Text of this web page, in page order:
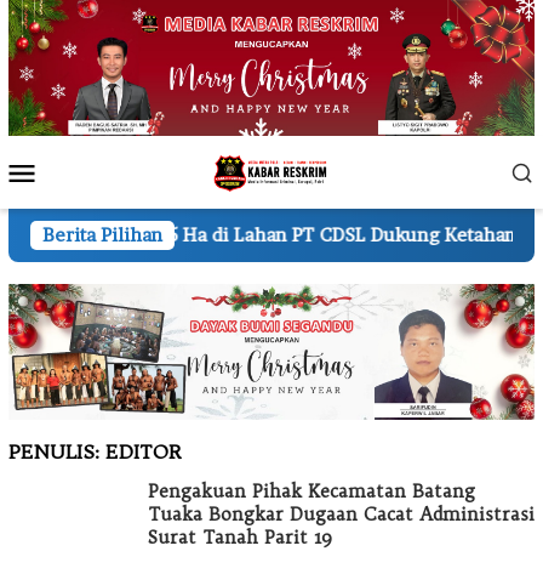
Loncat
ke
konten
Mobile
Berita Pilihan
Ha di Lahan PT CDSL Dukung Ketahanan Pangan Nasional
PENULIS: EDITOR
Pengakuan Pihak Kecamatan Batang
Tuaka Bongkar Dugaan Cacat Administrasi
Surat Tanah Parit 19